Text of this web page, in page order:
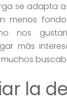
se adapta
menos
nos
más
la